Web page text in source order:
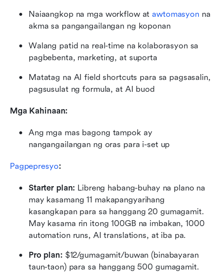
Naiaangkop na mga workflow at awtomasyon na
akma sa pangangailangan ng koponan
Walang patid na real-time na kolaborasyon sa
pagbebenta, marketing, at suporta
Matatag na AI field shortcuts para sa pagsasalin,
pagsusulat ng formula, at AI buod
Mga Kahinaan:
Ang mga mas bagong tampok ay
nangangailangan ng oras para i-set up
Pagpepresyo:
Starter plan: Libreng habang-buhay na plano na
may kasamang 11 makapangyarihang
kasangkapan para sa hanggang 20 gumagamit.
May kasama rin itong 100GB na imbakan, 1000
automation runs, AI translations, at iba pa.
Pro plan: $12/gumagamit/buwan (binabayaran
taun-taon) para sa hanggang 500 gumagamit.